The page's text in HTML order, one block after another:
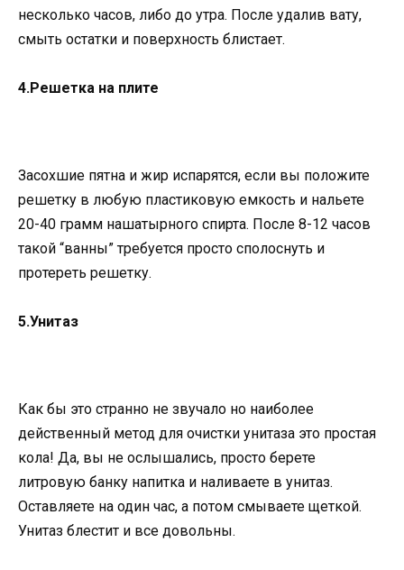
несколько часов, либо до утра. После удалив вату,
смыть остатки и поверхность блистает.
4.Решетка на плите
Засохшие пятна и жир испарятся, если вы положите
решетку в любую пластиковую емкость и нальете
20-40 грамм нашатырного спирта. После 8-12 часов
такой “ванны” требуется просто сполоснуть и
протереть решетку.
5.Унитаз
Как бы это странно не звучало но наиболее
действенный метод для очистки унитаза это простая
кола! Да, вы не ослышались, просто берете
литровую банку напитка и наливаете в унитаз.
Оставляете на один час, а потом смываете щеткой.
Унитаз блестит и все довольны.